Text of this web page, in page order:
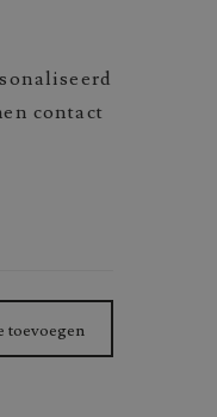
contact
toevoegen